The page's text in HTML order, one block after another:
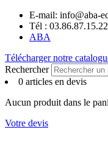
Aller
contenu
E-mail: info@aba-
Tél : 03.86.87.15.22
ABA
Télécharger notre
Rechercher
0 articles en devis
Aucun produit dans le
Votre devis